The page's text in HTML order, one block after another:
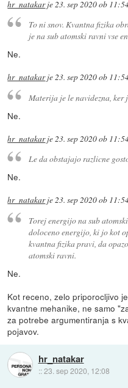
hr_natakarje23. sep 2020 ob
To ni snov. Kvantna fizika
je na sub atomski ravni vse
Ne.
hr_natakarje23. sep 2020 ob
Materija je le navidezna, ker
Ne.
hr_natakarje23. sep 2020 ob
Le da obstajajo razlicne
Ne.
hr_natakarje23. sep 2020 ob
Torej energijo na sub
doloceno energijo, ki jo kot
kvantna fizika pravi, da
atomski ravni.
Ne.
Kot receno, zelo priporocljivo
kvantne mehanike, ne samo
za potrebe argumentiranja s
pojavov.
hr_natakar
::23. sep 2020, 12:08